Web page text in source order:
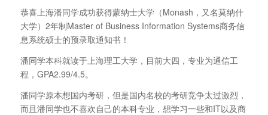
恭喜上海潘同学成功获得蒙纳士大学（Monash，又名莫纳什
大学）2年制Master of Business Information Systems商务信
息系统硕士的预录取通知书！
潘同学本科就读于上海理工大学，目前大四，专业为通信工
程，GPA2.99/4.5。
潘同学原本想国内考研，但是国内名校的考研竞争太过激烈，
而且潘同学也不喜欢自己的本科专业，想学习一些和IT以及商